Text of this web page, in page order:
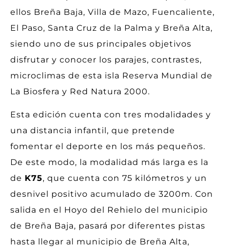
ellos Breña Baja, Villa de Mazo, Fuencaliente,
El Paso, Santa Cruz de la Palma y Breña Alta,
siendo uno de sus principales objetivos
disfrutar y conocer los parajes, contrastes,
microclimas de esta isla Reserva Mundial de
La Biosfera y Red Natura 2000.
Esta edición cuenta con tres modalidades y
una distancia infantil, que pretende
fomentar el deporte en los más pequeños.
De este modo, la modalidad más larga es la
de K75, que cuenta con 75 kilómetros y un
desnivel positivo acumulado de 3200m. Con
salida en el Hoyo del Rehielo del municipio
de Breña Baja, pasará por diferentes pistas
hasta llegar al municipio de Breña Alta,